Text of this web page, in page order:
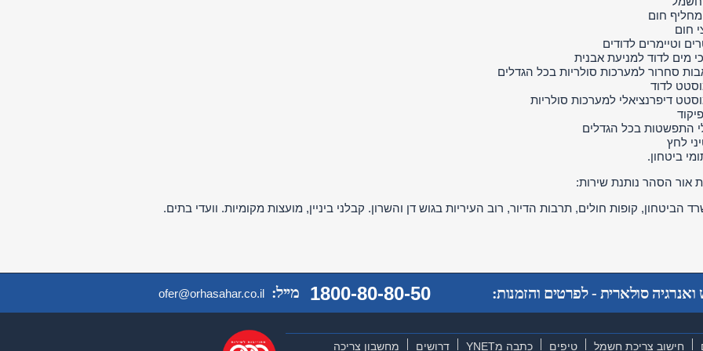
מחליף חום
חום
וטיימרים לדודים
מים לדוד למניעת אבנית
סחרור למערכות סולריות בכל הגדלים
לדוד
דיפרנציאלי למערכות סולריות
התפשטות בכל הגדלים
לחץ
ביטחון.
אור הסהר נותנת שירות:
הביטחון, קופות חולים, תרבות הדיור, רוב העיריות בגוש דן והשרון. קבלני ביניין, מועצות מקומיות. וועדי בתים.
סולארית - לפרטים והזמנות: מייל:ofer@orhasahar.co.il
חישוב צריכת חשמל טיפים כתבה מYNET דרושים מחשבון צריכה
1800-80-80-50